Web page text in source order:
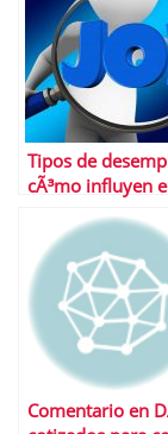
Tipos de
cÃ³mo influyen
Comentario en